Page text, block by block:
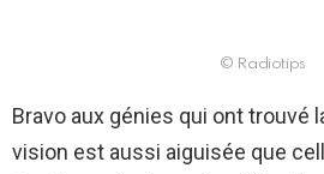
© Radiotips
Bravo aux génies qui ont trouvé
vision est aussi aiguisée que